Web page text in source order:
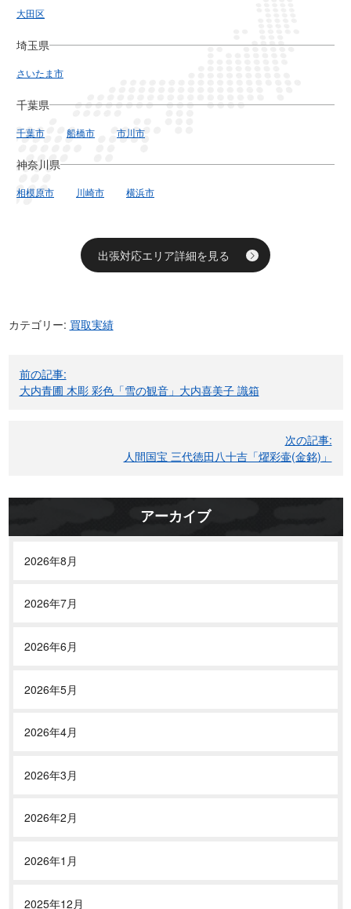
大田区
埼玉県
さいたま市
千葉県
千葉市 船橋市 市川市
神奈川県
相模原市 川崎市 横浜市
出張対応エリア詳細を見る
カテゴリー: 買取実績
投
稿
ン
前の記事:
大内青圃 木彫 彩色「雪の観音」大内喜美子 識箱
次の記事:
人間国宝 三代徳田八十吉「燿彩壷(金銘)」
アーカイブ
2026年8月
2026年7月
2026年6月
2026年5月
2026年4月
2026年3月
2026年2月
2026年1月
2025年12月